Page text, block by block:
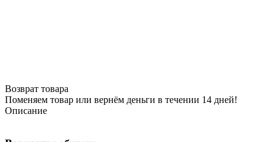
Возврат товара
Поменяем товар или вернём деньги в течении 14 дней!
Описание